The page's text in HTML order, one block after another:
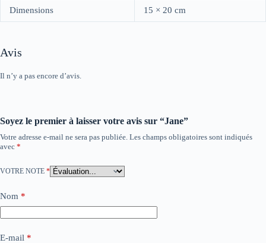
Dimensions 15 × 20 cm
Avis
Il n’y a pas encore d’avis.
Soyez le premier à laisser votre avis sur “Jane”
Votre adresse e-mail ne sera pas publiée. Les champs obligatoires sont indiqués
avec *
VOTRE NOTE *
Nom *
E-mail *